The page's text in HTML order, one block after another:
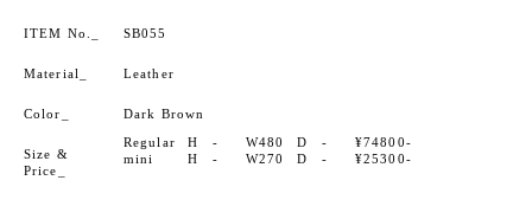
ITEM No._ SB055
Material_ Leather
Color_ Dark Brown
Size &
Price_
Regular H - W480 D -
¥74800-
mini
H - W270 D - ¥25300-